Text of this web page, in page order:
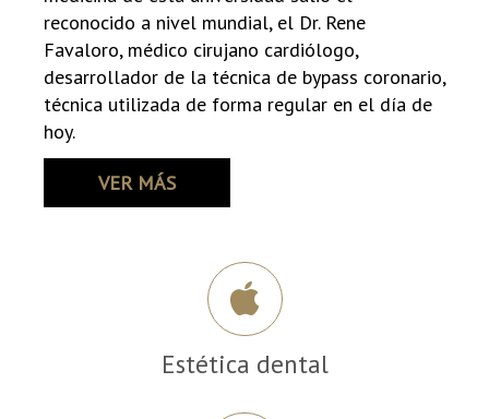
reconocido a nivel mundial, el Dr. Rene
Favaloro, médico cirujano cardiólogo,
desarrollador de la técnica de bypass coronario,
técnica utilizada de forma regular en el día de
hoy.
VER MÁS
Estética dental